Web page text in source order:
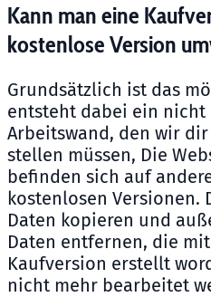
Kann man eine
kostenlose Version
Grundsätzlich ist das
entsteht dabei ein
Arbeitswand, den wir
stellen müssen, Die
befinden sich auf
kostenlosen Versionen.
Daten kopieren und
Daten entfernen, die
Kaufversion erstellt
nicht mehr bearbeitet